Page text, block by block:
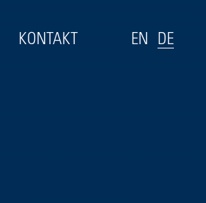
KONTAKT EN DE